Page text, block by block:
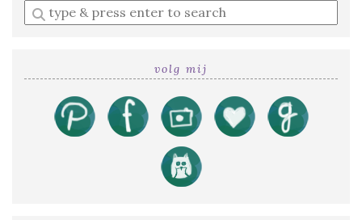
Enter
a
volg mij